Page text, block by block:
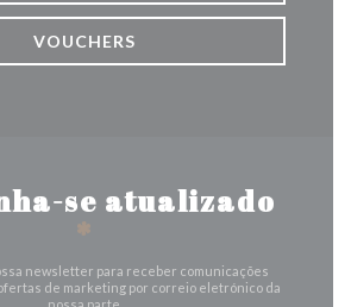
VOUCHERS
se atualizado
*
newsletter para receber comunicações
de marketing por correio eletrónico da